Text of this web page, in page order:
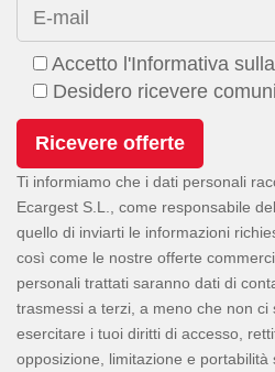
E-mail
Accetto l'Informativa
Desidero ricevere
Ti informiamo che i dati personali
Ecargest S.L., come responsabile
quello di inviarti le informazioni
così come le nostre offerte
personali trattati saranno dati di
trasmessi a terzi, a meno che non ci
esercitare i tuoi diritti di accesso,
opposizione, limitazione e portabilità